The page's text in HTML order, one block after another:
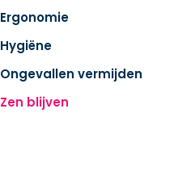
Ergonomie
Hygiëne
Ongevallen vermijden
Zen blijven